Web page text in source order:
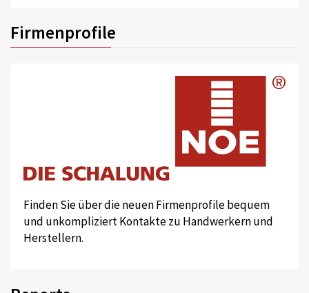
Firmenprofile
Finden Sie über die neuen Firmenprofile bequem
und unkompliziert Kontakte zu Handwerkern und
Herstellern.